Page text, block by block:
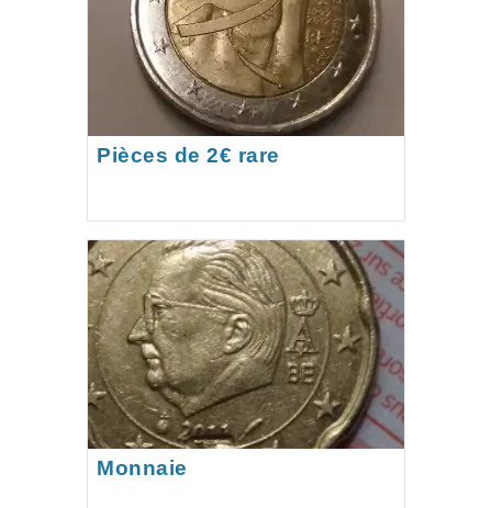
Pièces de 2€ rare
Monnaie